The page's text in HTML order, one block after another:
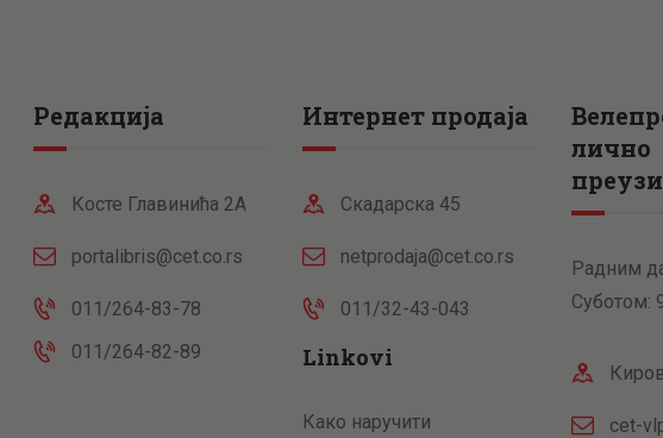
Редакција
Косте Главинића 2А
portalibris@cet.co.rs
011/264-83-78
011/264-82-89
Интернет продаја
Скадарска 45
netprodaja@cet.co.rs
011/32-43-043
Linkovi
Како наручити
лично
Радним
Суботом:
cet-